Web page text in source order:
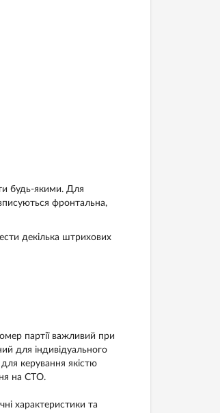
будь-якими. Для
фронтальна,
декілька штрихових
партії важливий при
для індивідуального
керування якістю
на СТО.
характеристики та